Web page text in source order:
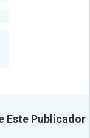
Este Publicador